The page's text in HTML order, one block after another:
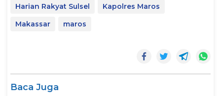
Harian Rakyat Sulsel
Kapolres Maros
Makassar
maros
Baca Juga